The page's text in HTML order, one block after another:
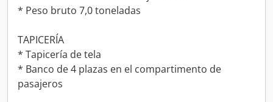
* Peso bruto 7,0 toneladas
TAPICERÍA
* Tapicería de tela
* Banco de 4 plazas en el compartimento de
pasajeros